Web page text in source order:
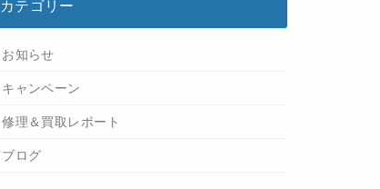
カテゴリー
お知らせ
キャンペーン
修理＆買取レポート
ブログ